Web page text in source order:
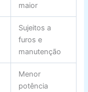
maior
Sujeitos a
furos e
manutenção
Menor
potência